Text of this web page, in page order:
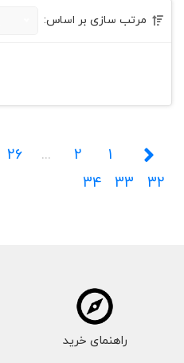
مرتب سازی بر اساس:
1
2
...
26
32
33
34
راهنمای خرید